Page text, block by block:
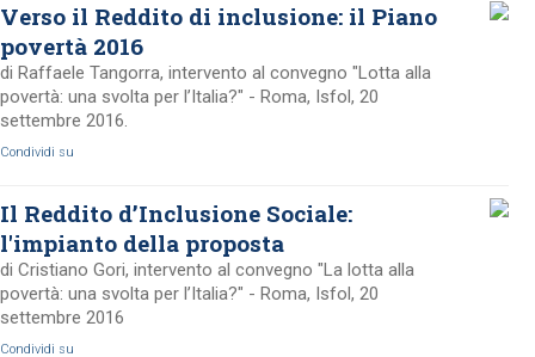
Verso il Reddito di inclusione: il Piano
povertà 2016
di Raffaele Tangorra, intervento al convegno "Lotta alla
povertà: una svolta per l’Italia?" - Roma, Isfol, 20
settembre 2016.
Condividi su
Il Reddito d’Inclusione Sociale:
l'impianto della proposta
di Cristiano Gori, intervento al convegno "La lotta alla
povertà: una svolta per l’Italia?" - Roma, Isfol, 20
settembre 2016
Condividi su